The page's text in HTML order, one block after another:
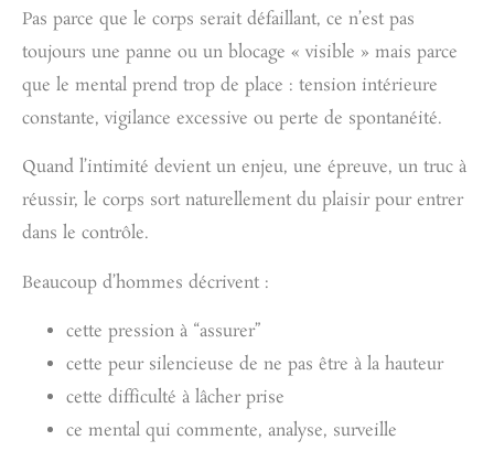
Pas parce que le corps serait défaillant, ce n’est pas
toujours une panne ou un blocage « visible » mais parce
que le mental prend trop de place : tension intérieure
constante, vigilance excessive ou perte de spontanéité.
Quand l’intimité devient un enjeu, une épreuve, un truc à
réussir, le corps sort naturellement du plaisir pour entrer
dans le contrôle.
Beaucoup d’hommes décrivent :
cette pression à “assurer”
cette peur silencieuse de ne pas être à la hauteur
cette difficulté à lâcher prise
ce mental qui commente, analyse, surveille